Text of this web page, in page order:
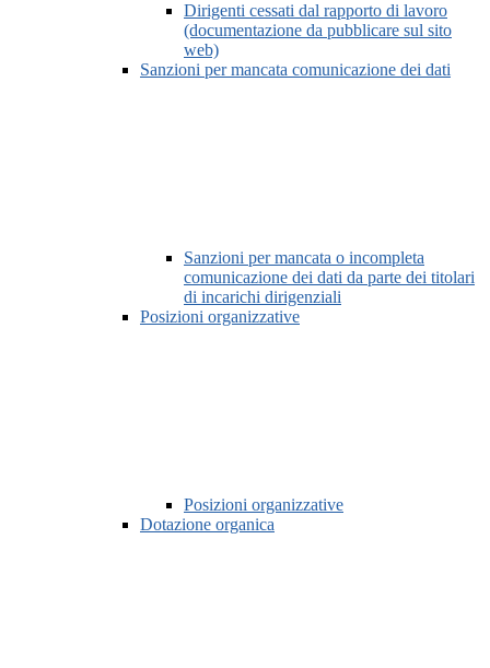
Dirigenti cessati dal rapporto di lavoro
(documentazione da pubblicare sul sito
web)
Sanzioni per mancata comunicazione dei dati
Sanzioni per mancata o incompleta
comunicazione dei dati da parte dei titolari
di incarichi dirigenziali
Posizioni organizzative
Posizioni organizzative
Dotazione organica